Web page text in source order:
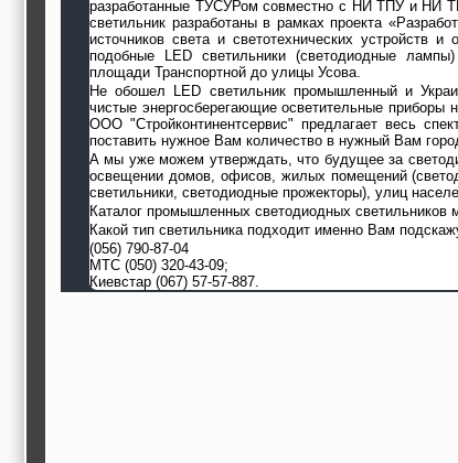
разработанные ТУСУРом совместно с НИ ТПУ и НИ
светильник разработаны в рамках проекта
источников света и светотехнических устройств
подобные LED светильники (светодиодные
площади Транспортной до улицы Усова.
Не обошел LED светильник промышленный и
чистые энергосберегающие осветительные приборы
ООО "Стройконтинентсервис" предлагает весь
поставить нужное Вам количество в нужный Вам
А мы уже можем утверждать, что будущее за
освещении домов, офисов, жилых помещений
светильники, светодиодные прожекторы), улиц
Каталог промышленных светодиодных светильников
Какой тип светильника подходит именно Вам
(056) 790-87-04
МТС (050) 320-43-09;
Киевстар (067) 57-57-887.